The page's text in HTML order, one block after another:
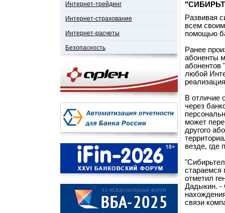
Интернет-трейдинг
Интернет-страхование
Интернет-расчеты
Безопасность
Развивая
всем
помощью
Ранее
абоненты
абонентов
любой
В отличие
через
может
другого
везде, где
стараемся
отметил
Дадыкин. -
связи